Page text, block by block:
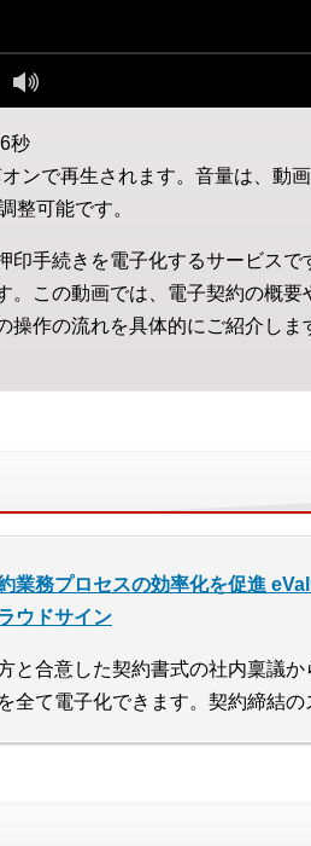
秒
オンで再生されます。音量は、動
整可能です。
印手続きを電子化するサービス
。この動画では、電子契約の概
作の流れを具体的にご紹介しま
業務プロセスの効率化を促進
ウドサイン
と合意した契約書式の社内稟議
全て電子化できます。契約締結